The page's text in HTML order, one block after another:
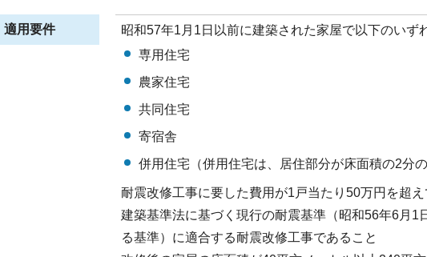
適用要件
昭和57年1月1日以前に建築された家屋で以下のいず
専用住宅
農家住宅
共同住宅
寄宿舎
併用住宅（併用住宅は、居住部分が床面積の2分
耐震改修工事に要した費用が1戸当たり50万円を超え
建築基準法に基づく現行の耐震基準（昭和56年6月1
る基準）に適合する耐震改修工事であること